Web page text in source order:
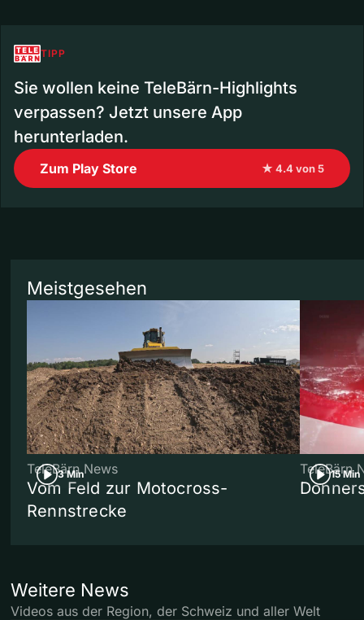
TIPP
Sie wollen keine TeleBärn-Highlights
verpassen? Jetzt unsere App
herunterladen.
Zum Play Store ★ 4.4 von 5
Meistgesehen
3 Min
TeleBärn News
Vom Feld zur Motocross-
Rennstrecke
15 Min
TeleBärn
Weitere News
Videos aus der Region, der Schweiz und aller Welt